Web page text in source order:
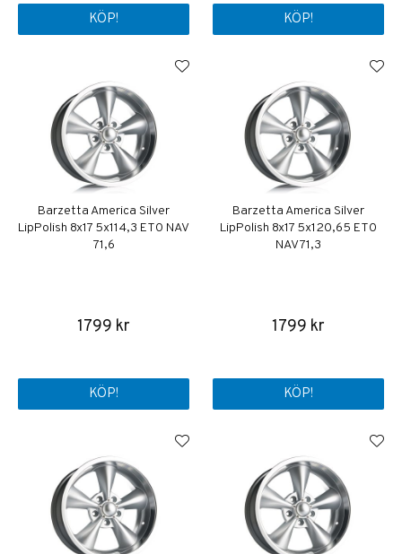
KÖP! KÖP!
Barzetta America Silver
LipPolish 8x17 5x114,3 ET0 NAV
71,6
1799 kr
KÖP!
Barzetta America Silver
LipPolish 8x17 5x120,65 ET0
NAV 71,3
1799 kr
KÖP!